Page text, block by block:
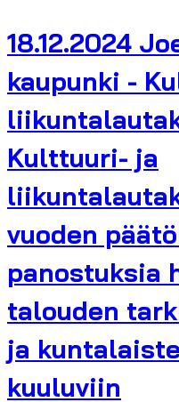
18.12.2024
kaupunki -
Kulttuuri- ja
vuoden
panostuksia
talouden
ja
kuuluviin